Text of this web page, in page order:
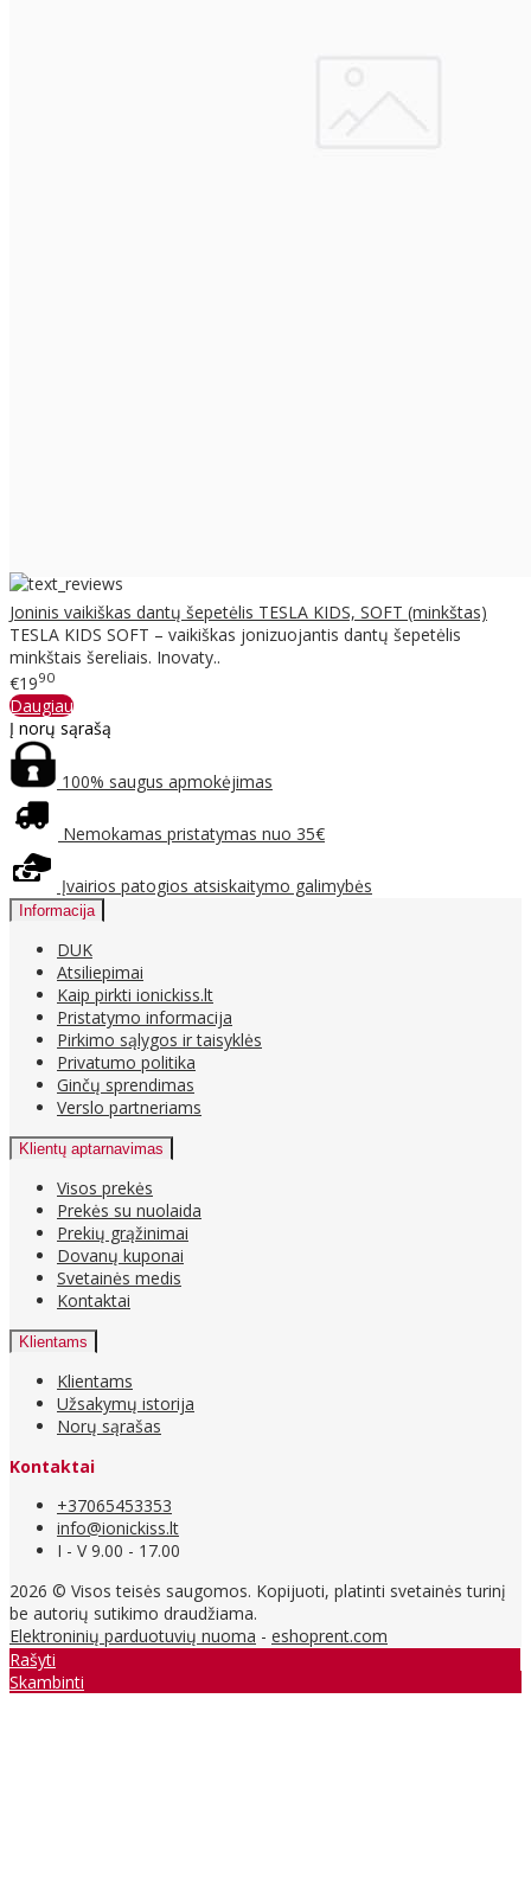
Joninis vaikiškas dantų šepetėlis TESLA KIDS, SOFT (minkštas)
TESLA KIDS SOFT – vaikiškas jonizuojantis dantų šepetėlis
minkštais šereliais. Inovaty..
€1990
Daugiau
Į norų sąrašą
100% saugus apmokėjimas
Nemokamas pristatymas nuo 35€
Įvairios patogios atsiskaitymo galimybės
Informacija
DUK
Atsiliepimai
Kaip pirkti ionickiss.lt
Pristatymo informacija
Pirkimo sąlygos ir taisyklės
Privatumo politika
Ginčų sprendimas
Verslo partneriams
Klientų aptarnavimas
Visos prekės
Prekės su nuolaida
Prekių grąžinimai
Dovanų kuponai
Svetainės medis
Kontaktai
Klientams
Klientams
Užsakymų istorija
Norų sąrašas
Kontaktai
+37065453353
info@ionickiss.lt
I - V 9.00 - 17.00
2026 © Visos teisės saugomos. Kopijuoti, platinti svetainės turinį
be autorių sutikimo draudžiama.
Elektroninių parduotuvių nuoma - eshoprent.com
Rašyti
Skambinti